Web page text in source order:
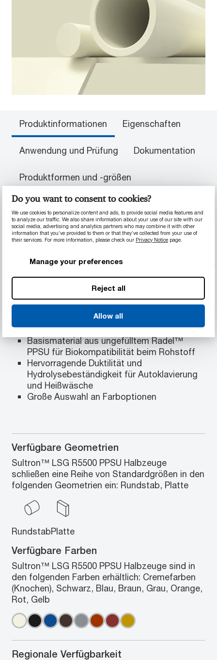
Do you want to consent to cookies?
We use cookies to personalize content and ads, to provide social media features and
to analyze our traffic. We also share information about your use of our site with our
social media, advertising and analytics partners who may combine it with other
information that you’ve provided to them or that they’ve collected from your use of
their services. For more information, please check our Privacy Notice page.
Manage your preferences
Reject all
Allow all
Produktinformationen Eigenschaften
Anwendung und Prüfung Dokumentation
Produktformen und -größen
PRODUKTINFORMATIONEN
Materialeigenschaften
Mit Vorbewertung von Rohstoff und
Gewebe bis 24 Stunden gemäß USP VI und
Einige Farben verfügen über eine
Vorbewertung für benetzten Kontakt in der
Bioprozesstechnik
Basismaterial aus ungefülltem Radel™
PPSU für Biokompatibilität beim Rohstoff
Hervorragende Duktilität und
Hydrolysebeständigkeit für Autoklavierung
und Heißwäsche
Große Auswahl an Farboptionen
Verfügbare Geometrien
Sultron™ LSG R5500 PPSU Halbzeuge
schließen eine Reihe von Standardgrößen in den
folgenden Geometrien ein: Rundstab, Platte
RundstabPlatte
Verfügbare Farben
Sultron™ LSG R5500 PPSU Halbzeuge sind in
den folgenden Farben erhältlich: Cremefarben
(Knochen), Schwarz, Blau, Braun, Grau, Orange,
Rot, Gelb
Regionale Verfügbarkeit